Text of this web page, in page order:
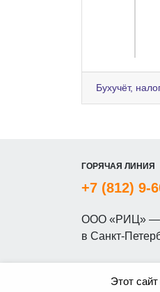
Бухучёт,
ГОРЯЧАЯ ЛИНИЯ
+7 (812) 9-
ООО «РИЦ» —
в Санкт-
Этот